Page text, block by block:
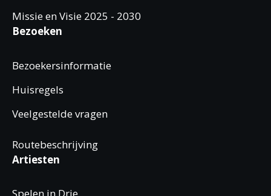
Missie en Visie 2025 - 2030
Bezoeken
Bezoekersinformatie
Huisregels
Veelgestelde vragen
Routebeschrijving
Artiesten